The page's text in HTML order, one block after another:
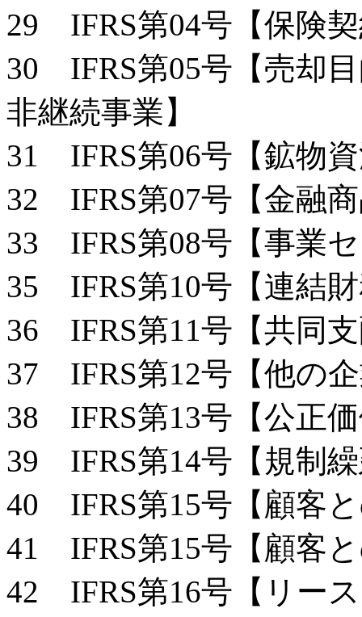
29 IFRS第04号【保険
30 IFRS第05号【売却
非継続事業】
31 IFRS第06号【鉱物
32 IFRS第07号【金融
33 IFRS第08号【事業
35 IFRS第10号【連結
36 IFRS第11号【共同
37 IFRS第12号【他の
38 IFRS第13号【公正
39 IFRS第14号【規制
40 IFRS第15号【顧客
41 IFRS第15号【顧客
42 IFRS第16号【リー